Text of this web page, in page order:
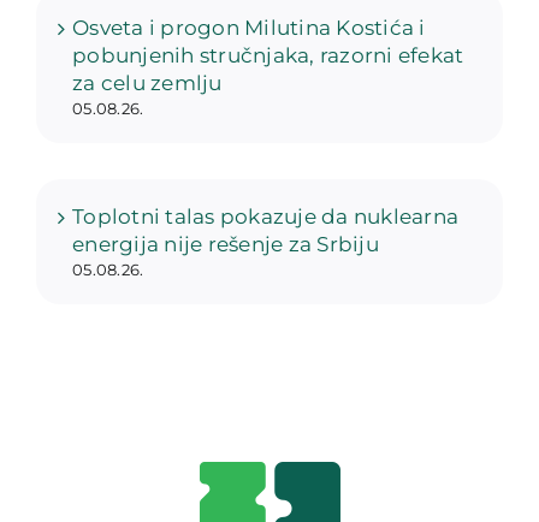
Osveta i progon Milutina Kostića i
pobunjenih stručnjaka, razorni efekat
za celu zemlju
05.08.26.
Toplotni talas pokazuje da nuklearna
energija nije rešenje za Srbiju
05.08.26.